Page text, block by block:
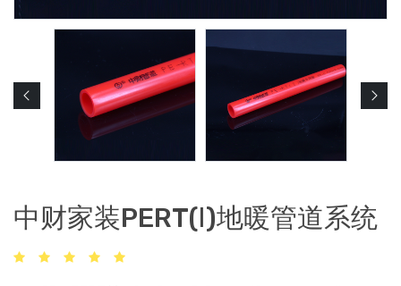
中财家装PERT(Ⅰ)地暖管道系统